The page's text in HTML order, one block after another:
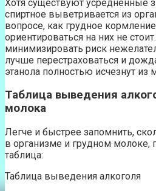
Хотя существуют усредненные
спиртное выветривается из
вопросе, как грудное
ориентироваться на них не
минимизировать риск
лучше перестраховаться и
этанола полностью исчезнут из
Таблица выведения
молока
Легче и быстрее запомнить,
в организме и грудном молоке,
таблица:
Таблица выведения алкоголя